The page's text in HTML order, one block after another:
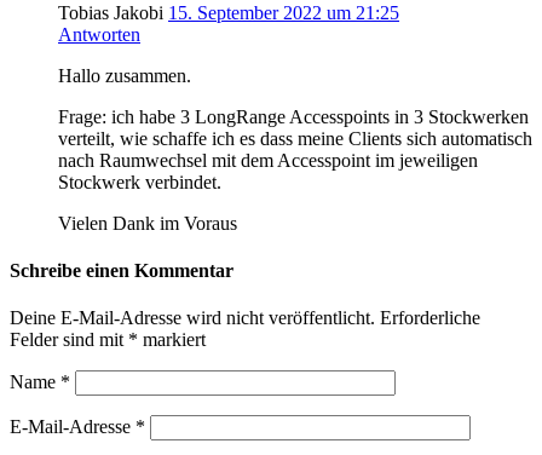
Tobias Jakobi 15. September 2022 um 21:25
Antworten
Hallo zusammen.
Frage: ich habe 3 LongRange Accesspoints in 3 Stockwerken
verteilt, wie schaffe ich es dass meine Clients sich automatisch
nach Raumwechsel mit dem Accesspoint im jeweiligen
Stockwerk verbindet.
Vielen Dank im Voraus
Schreibe einen Kommentar
Deine E-Mail-Adresse wird nicht veröffentlicht. Erforderliche
Felder sind mit * markiert
Name *
E-Mail-Adresse *